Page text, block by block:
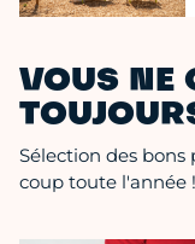
VOUS NE
Sélection des
coup toute l'année !